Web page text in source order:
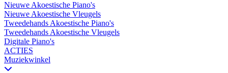
Nieuwe Akoestische Piano's
Nieuwe Akoestische Vleugels
Tweedehands Akoestische Piano's
Tweedehands Akoestische Vleugels
Digitale Piano's
ACTIES
Muziekwinkel